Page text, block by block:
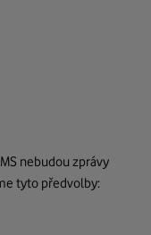
nebudou zprávy
tyto předvolby: